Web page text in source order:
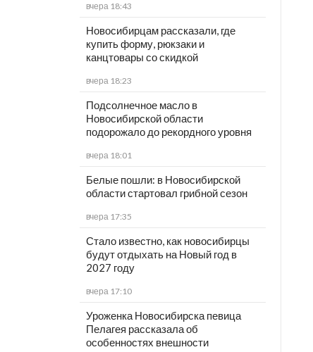
вчера 18:43
Новосибирцам рассказали, где
купить форму, рюкзаки и
канцтовары со скидкой
вчера 18:23
Подсолнечное масло в
Новосибирской области
подорожало до рекордного уровня
вчера 18:01
Белые пошли: в Новосибирской
области стартовал грибной сезон
вчера 17:35
Стало известно, как новосибирцы
будут отдыхать на Новый год в
2027 году
вчера 17:10
Уроженка Новосибирска певица
Пелагея рассказала об
особенностях внешности